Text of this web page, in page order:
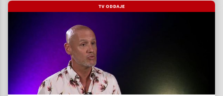
TV ODDAJE